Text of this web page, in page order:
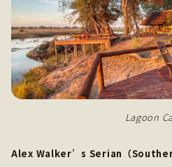
Lagoon
Alex Walker’s Serian（